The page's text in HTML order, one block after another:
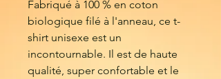
Fabriqué à 100 % en coton
biologique filé à l'anneau, ce t-
shirt unisexe est un
incontournable. Il est de haute
qualité, super confortable et le